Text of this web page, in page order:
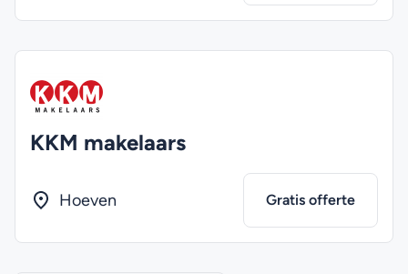
KKM makelaars
Hoeven Gratis offerte